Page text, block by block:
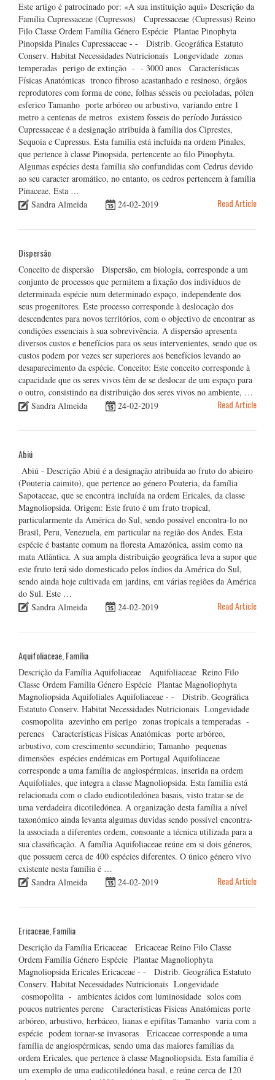
Este artigo é patrocinado por: «A sua instituição aqui» Descrição da
Família Cupressaceae (Cupressos) Cupressaceae (Cupressus) Reino
Filo Classe Ordem Família Género Espécie Plantae Pinophyta
Pinopsida Pinales Cupressaceae - - Distrib. Geográfica Estatuto
Conserv. Habitat Necessidades Nutricionais Longevidade zonas
temperadas perigo de extinção - - 3000 anos Características
Físicas Anatómicas tronco fibroso acastanhado e resinoso, órgãos
reprodutores com forma de cone, folhas sésseis ou pecioladas, pólen
esferico Tamanho porte arbóreo ou arbustivo, variando entre 1
metro a centenas de metros existem fosseis do período Jurássico
Cupressaceae é a designação atribuída à família dos Ciprestes,
Sequoia e Cupressus. Esta família está incluída na ordem Pinales,
que pertence à classe Pinopsida, pertencente ao filo Pinophyta.
Algumas espécies desta família são confundidas com Cedrus devido
ao seu caracter aromático, no entanto, os cedros pertencem à família
Pinaceae. Esta …
Sandra Almeida
24-02-2019 Read Article
Dispersão
Conceito de dispersão Dispersão, em biologia, corresponde a um
conjunto de processos que permitem a fixação dos indivíduos de
determinada espécie num determinado espaço, independente dos
seus progenitores. Este processo corresponde à deslocação dos
descendentes para novos territórios, com o objectivo de encontrar as
condições essenciais à sua sobrevivência. A dispersão apresenta
diversos custos e benefícios para os seus intervenientes, sendo que os
custos podem por vezes ser superiores aos benefícios levando ao
desaparecimento da espécie. Conceito: Este conceito corresponde à
capacidade que os seres vivos têm de se deslocar de um espaço para
o outro, consistindo na distribuição dos seres vivos no ambiente, …
Sandra Almeida
24-02-2019 Read Article
Abiú
Abiú - Descrição Abiú é a designação atribuída ao fruto do abieiro
(Pouteria caimito), que pertence ao género Pouteria, da família
Sapotaceae, que se encontra incluída na ordem Ericales, da classe
Magnoliopsida. Origem: Este fruto é um fruto tropical,
particularmente da América do Sul, sendo possível encontra-lo no
Brasil, Peru, Venezuela, em particular na região dos Andes. Esta
espécie é bastante comum na floresta Amazónica, assim como na
mata Atlântica. A sua ampla distribuição geográfica leva a supor que
este fruto terá sido domesticado pelos índios da América do Sul,
sendo ainda hoje cultivada em jardins, em várias regiões da América
do Sul. Este …
Sandra Almeida
24-02-2019 Read Article
Aquifoliaceae, Família
Descrição da Família Aquifoliaceae Aquifoliaceae Reino Filo
Classe Ordem Família Género Espécie Plantae Magnoliophyta
Magnoliopsida Aquifoliales Aquifoliaceae - - Distrib. Geográfica
Estatuto Conserv. Habitat Necessidades Nutricionais Longevidade
cosmopolita azevinho em perigo zonas tropicais a temperadas -
perenes Características Físicas Anatómicas porte arbóreo,
arbustivo, com crescimento secundário; Tamanho pequenas
dimensões espécies endémicas em Portugal Aquifoliaceae
corresponde a uma família de angiospérmicas, inserida na ordem
Aquifoliales, que integra a classe Magnoliopsida. Esta família está
relacionada com o clado eudicotiledónea basais, visto tratar-se de
uma verdadeira dicotiledónea. A organização desta família a nível
taxonómico ainda levanta algumas duvidas sendo possível encontra-
la associada a diferentes ordem, consoante a técnica utilizada para a
sua classificação. A família Aquifoliaceae reúne em si dois géneros,
que possuem cerca de 400 espécies diferentes. O único género vivo
existente nesta família é …
Sandra Almeida
24-02-2019 Read Article
Ericaceae, Família
Descrição da Família Ericaceae Ericaceae Reino Filo Classe
Ordem Família Género Espécie Plantae Magnoliophyta
Magnoliopsida Ericales Ericaceae - - Distrib. Geográfica Estatuto
Conserv. Habitat Necessidades Nutricionais Longevidade
cosmopolita - ambientes ácidos com luminosidade solos com
poucos nutrientes perene Características Físicas Anatómicas porte
arbóreo, arbustivo, herbáceo, lianas e epifítas Tamanho varia com a
espécie podem tornar-se invasoras Ericaceae corresponde a uma
família de angiospérmicas, sendo uma das maiores famílias da
ordem Ericales, que pertence à classe Magnoliopsida. Esta família é
um exemplo de uma eudicotiledónea basal, e reúne cerca de 120